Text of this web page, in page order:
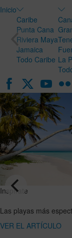
Inicio
Caribe
Punta Cana
Riviera Maya
Jamaica
Todo Caribe La